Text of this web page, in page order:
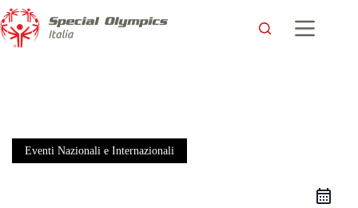
Eventi Nazionali e Internazionali